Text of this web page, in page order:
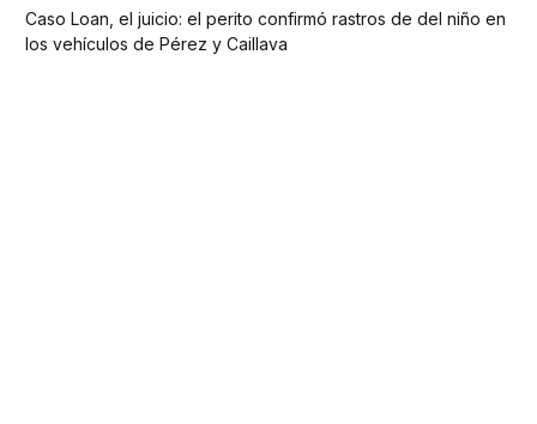
Caso Loan, el juicio: el perito confirmó rastros de del niño en
los vehículos de Pérez y Caillava